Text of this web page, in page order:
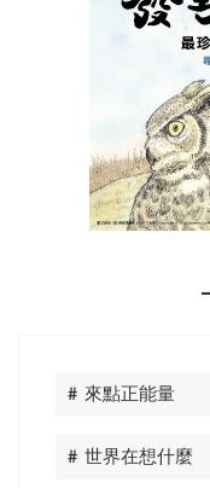
# 來點正能量
# 世界在想什麼